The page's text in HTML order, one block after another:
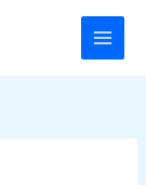
Main